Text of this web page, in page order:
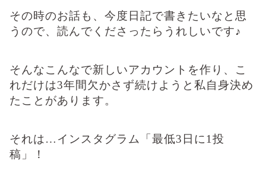
その時のお話も、今度日記で書きたいなと思
うので、読んでくださったらうれしいです♪
そんなこんなで新しいアカウントを作り、こ
れだけは3年間欠かさず続けようと私自身決め
たことがあります。
それは…インスタグラム「最低3日に1投
稿」！